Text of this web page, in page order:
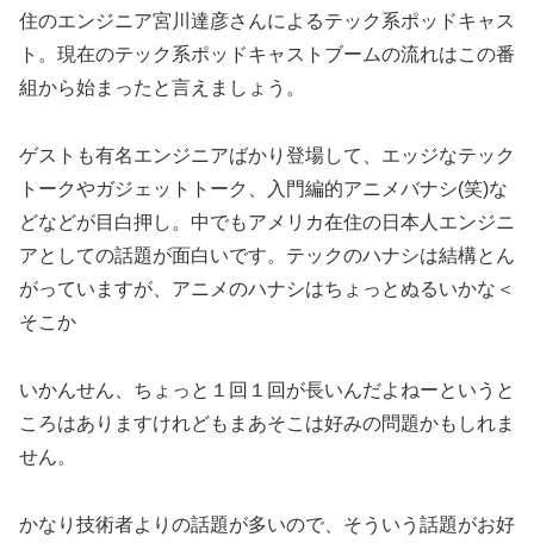
住のエンジニア宮川達彦さんによるテック系ポッドキャス
ト。現在のテック系ポッドキャストブームの流れはこの番
組から始まったと言えましょう。
ゲストも有名エンジニアばかり登場して、エッジなテック
トークやガジェットトーク、入門編的アニメバナシ(笑)な
どなどが目白押し。中でもアメリカ在住の日本人エンジニ
アとしての話題が面白いです。テックのハナシは結構とん
がっていますが、アニメのハナシはちょっとぬるいかな＜
そこか
いかんせん、ちょっと１回１回が長いんだよねーというと
ころはありますけれどもまあそこは好みの問題かもしれま
せん。
かなり技術者よりの話題が多いので、そういう話題がお好